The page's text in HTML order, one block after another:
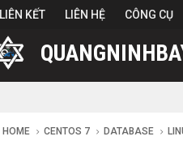
LIÊN KẾT LIÊN HỆ CÔNG CỤ
HOME CENTOS 7 DATABASE